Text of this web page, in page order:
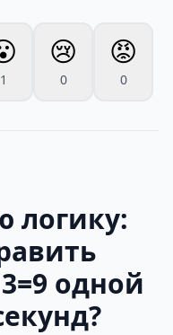
1
😢
0
😡
0
логику:
одной